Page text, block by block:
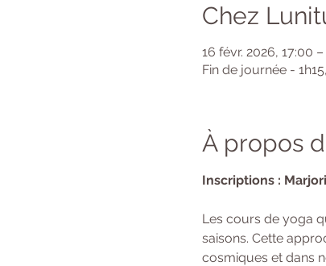
Chez
16 févr. 2026, 17:00 –
Fin de journée -
À propos
Inscriptions :
Les cours de yoga
saisons. Cette
cosmiques et dans